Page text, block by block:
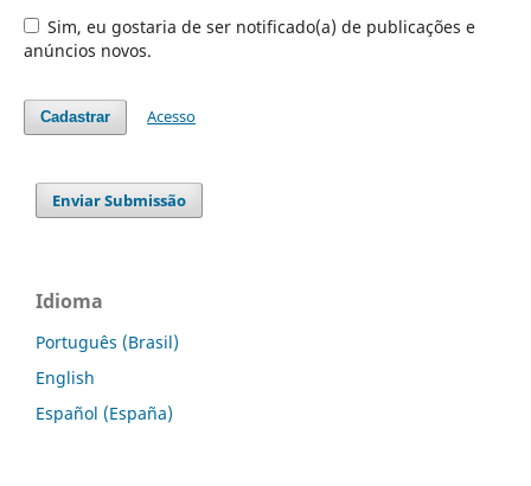
Sim, eu gostaria de ser notificado(a) de publicações e
anúncios novos.
Cadastrar Acesso
Enviar Submissão
Idioma
Português (Brasil)
English
Español (España)